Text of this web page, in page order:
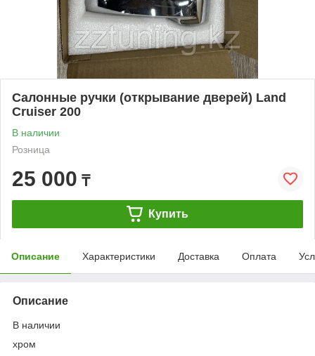
Салонные ручки (открывание дверей) Land
Cruiser 200
В наличии
Розница
25 000 ₸
Купить
Описание Характеристики Доставка Оплата
Описание
В наличии
хром